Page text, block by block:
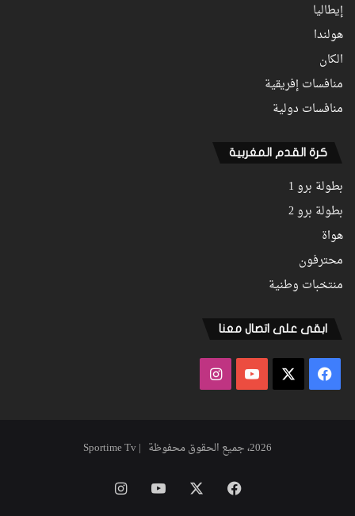
إيطاليا
هولندا
الكان
منافسات إفريقية
منافسات دولية
كرة القدم المغربية
بطولة برو 1
بطولة برو 2
هواة
محترفون
منتخبات وطنية
ابقى على اتصال معنا
فيسبوك ‫YouTubeانستقرام
2026، جميع الحقوق محفوظة | Sportime Tv
فيسبوك ‫YouTubeانستقرام